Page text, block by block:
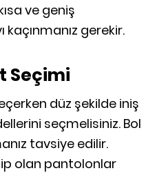
ve geniş
gerekir.
Seçimi
düz şekilde iniş
seçmelisiniz. Bol
tavsiye edilir.
olan pantolonlar